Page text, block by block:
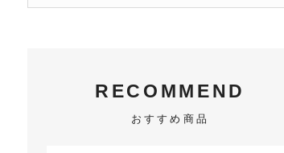
RECOMMEND
おすすめ商品